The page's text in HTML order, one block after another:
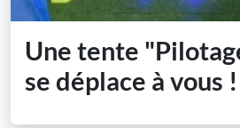
Une tente
se déplace à vous !